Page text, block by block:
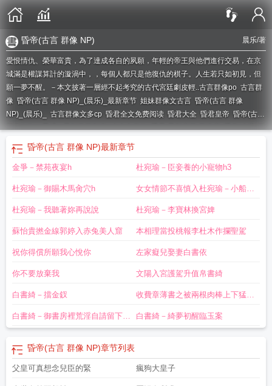
晨乐/著
昏帝(古言 群像 NP)
愛恨情仇、榮華富貴，為了達成各自的夙願，年輕的帝王與他們進行交易，在京
城滿是權謀算計的漩渦中，，每個人都只是他復仇的棋子。人生若只如初見，但
願一夢不醒。－本文披著一層經不起考究的古代宮廷劇皮輕..古言群像po 古言群
像 昏帝(古言 群像 NP)_(晨乐)_最新章节 姐妹群像文古言 昏帝(古言 群像
NP)_(晨乐)_ 古言群像文多cp 昏君全文免费阅读 昏君大全 昏君皇帝 昏帝(古言
群像 NP)_(晨乐)_最新章节列表_大众文学作昏君 最新章节 无弹窗昏帝(古言 群
像 NP)全文
昏君类型的 昏君知乎 盘点昏君的
乐)_
昏君好看吗 古言群像文
NP)(晨乐)昏帝(古言 群像 NP)最 昏君笔趣阁昏帝(古言 群像 NP)_(晨乐)_最新
古言日常
昏帝(古言群像NP) 昏帝(古言 群像 NP)最新章节 昏君的 昏君列表
君免费全文阅读关于昏君的 好看的古言群像文 古言群像 细水长流
乐昏帝(古言 群像 NP)最新昏帝(古言 群像 NP)最新章节_昏帝
昏帝(古言 群像 NP)最新章节
金爭－禁苑夜宴h 杜宛瑜－臣妾養的小寵物h3
杜宛瑜－御賜木馬肏穴h 女女情節不喜慎入杜宛瑜－小船上
有幾
杜宛瑜－我聽著妳再說說 杜宛瑜－李寶林換宮婢
蘇怡貴撚金線郭婷入赤兔美人窟 本相理當投桃報李杜木作攔聖駕
祝你得償所願我心悅你 左家癡兒娶妻白書依
你不要放棄我 文陽入宮護駕升值帛書綺
白書綺－擋金釵 收費章薄書之被兩根肉棒上下猛操
白書綺
白書綺－御書房裡荒淫自請留下程 白書綺－綺夢初醒臨玉案
昏帝(古言 群像 NP)章节列表
父皇可真想念兒臣的緊 瘋狗大皇子